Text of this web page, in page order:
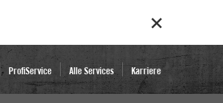
ProfiService Alle Services Karriere